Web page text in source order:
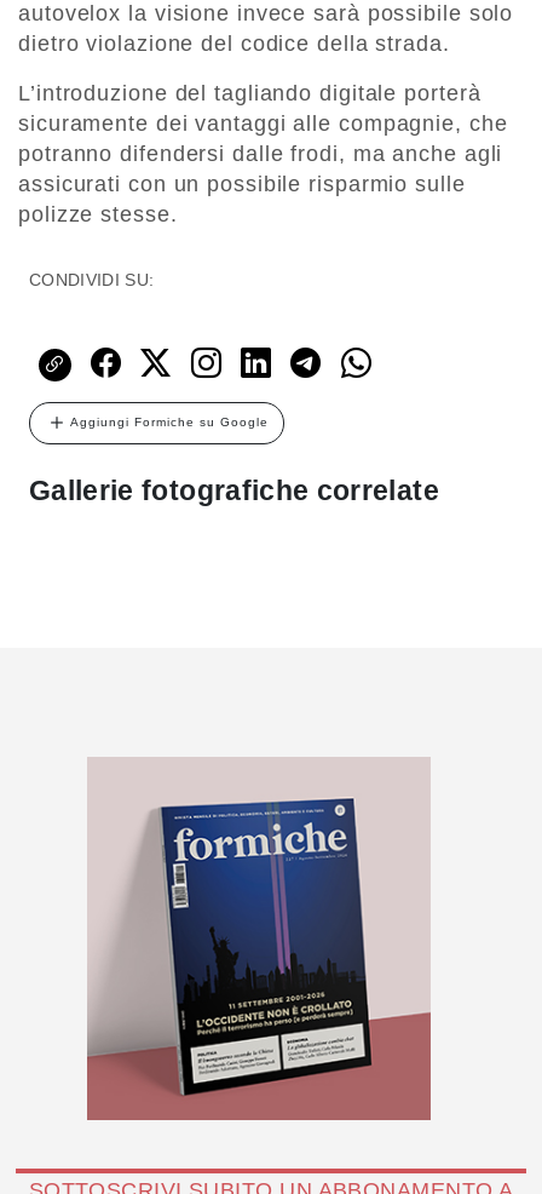
autovelox la visione invece sarà possibile solo
dietro violazione del codice della strada.
L’introduzione del tagliando digitale porterà
sicuramente dei vantaggi alle compagnie, che
potranno difendersi dalle frodi, ma anche agli
assicurati con un possibile risparmio sulle
polizze stesse.
CONDIVIDI SU:
Aggiungi Formiche su Google
Gallerie fotografiche correlate